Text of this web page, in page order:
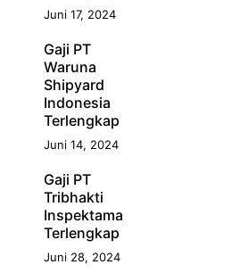
Juni 17, 2024
Gaji PT
Waruna
Shipyard
Indonesia
Terlengkap
Juni 14, 2024
Gaji PT
Tribhakti
Inspektama
Terlengkap
Juni 28, 2024